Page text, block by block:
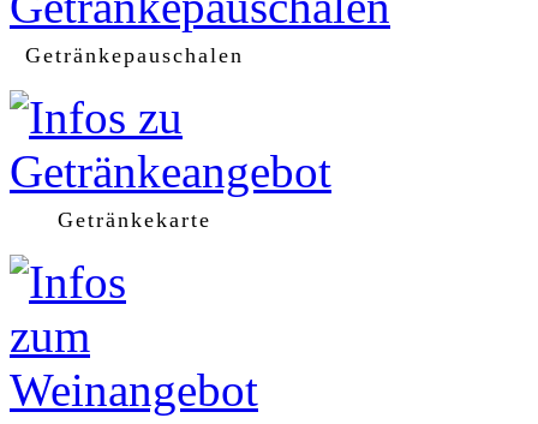
Getränkepauschalen
Getränkekarte